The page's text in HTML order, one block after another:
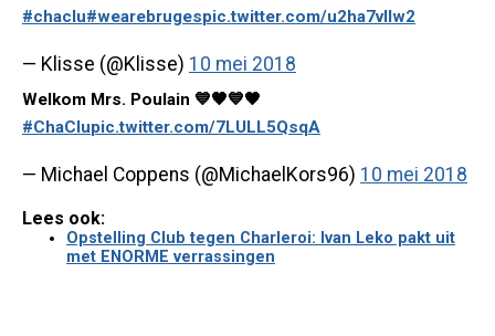
#chaclu#wearebrugespic.twitter.com/u2ha7vIIw2
— Klisse (@Klisse) 10 mei 2018
Welkom Mrs. Poulain 💙🖤💙🖤
#ChaClupic.twitter.com/7LULL5QsqA
— Michael Coppens (@MichaelKors96) 10 mei 2018
Lees ook:
Opstelling Club tegen Charleroi: Ivan Leko pakt uit
met ENORME verrassingen